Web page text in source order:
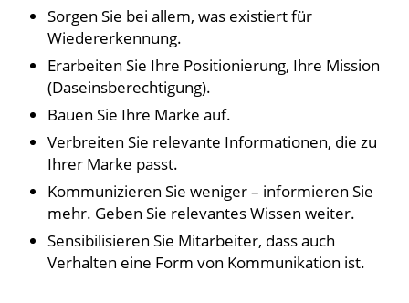
Sorgen Sie bei allem, was existiert für
Wiedererkennung.
Erarbeiten Sie Ihre Positionierung, Ihre Mission
(Daseinsberechtigung).
Bauen Sie Ihre Marke auf.
Verbreiten Sie relevante Informationen, die zu
Ihrer Marke passt.
Kommunizieren Sie weniger – informieren Sie
mehr. Geben Sie relevantes Wissen weiter.
Sensibilisieren Sie Mitarbeiter, dass auch
Verhalten eine Form von Kommunikation ist.